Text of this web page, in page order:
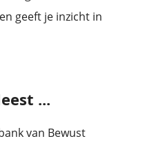
geeft je inzicht in
...
van Bewust